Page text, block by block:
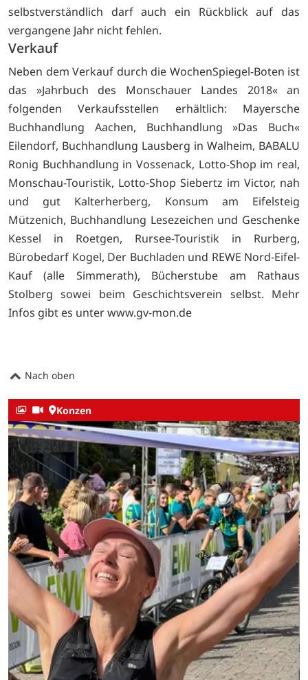
selbstverständlich darf auch ein Rückblick auf das
vergangene Jahr nicht fehlen.
Verkauf
Neben dem Verkauf durch die WochenSpiegel-Boten ist
das »Jahrbuch des Monschauer Landes 2018« an
folgenden Verkaufsstellen erhältlich: Mayersche
Buchhandlung Aachen, Buchhandlung »Das Buch«
Eilendorf, Buchhandlung Lausberg in Walheim, BABALU
Ronig Buchhandlung in Vossenack, Lotto-Shop im real,
Monschau-Touristik, Lotto-Shop Siebertz im Victor, nah
und gut Kalterherberg, Konsum am Eifelsteig
Mützenich, Buchhandlung Lesezeichen und Geschenke
Kessel in Roetgen, Rursee-Touristik in Rurberg,
Bürobedarf Kogel, Der Buchladen und REWE Nord-Eifel-
Kauf (alle Simmerath), Bücherstube am Rathaus
Stolberg sowei beim Geschichtsverein selbst. Mehr
Infos gibt es unterwww.gv-mon.de
Nach oben
Konzen